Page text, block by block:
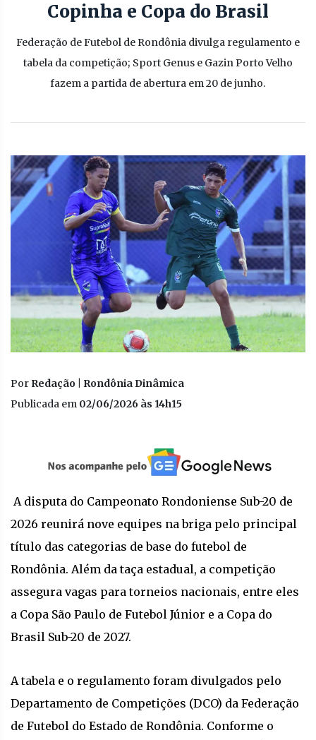
Copinha e Copa do Brasil
Federação de Futebol de Rondônia divulga regulamento e
tabela da competição; Sport Genus e Gazin Porto Velho
fazem a partida de abertura em 20 de junho.
Por Redação | Rondônia Dinâmica
Publicada em 02/06/2026 às 14h15
A disputa do Campeonato Rondoniense Sub-20 de
2026 reunirá nove equipes na briga pelo principal
título das categorias de base do futebol de
Rondônia. Além da taça estadual, a competição
assegura vagas para torneios nacionais, entre eles
a Copa São Paulo de Futebol Júnior e a Copa do
Brasil Sub-20 de 2027.
A tabela e o regulamento foram divulgados pelo
Departamento de Competições (DCO) da Federação
de Futebol do Estado de Rondônia. Conforme o